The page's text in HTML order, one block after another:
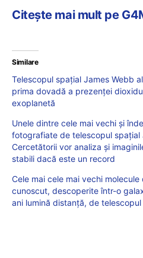
Citește mai mult pe
Similare
Telescopul spațial James Webb
prima dovadă a prezenței
exoplanetă
Unele dintre cele mai vechi și
fotografiate de telescopul spațial
Cercetătorii vor analiza și
stabili dacă este un record
Cele mai cele mai vechi
cunoscut, descoperite într-o
ani lumină distanță, de